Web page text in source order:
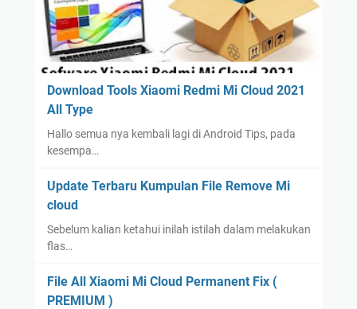
Download Tools Xiaomi Redmi Mi Cloud 2021
All Type
Hallo semua nya kembali lagi di Android Tips, pada
kesempa…
Update Terbaru Kumpulan File Remove Mi
cloud
Sebelum kalian ketahui inilah istilah dalam melakukan
flas…
File All Xiaomi Mi Cloud Permanent Fix (
PREMIUM )